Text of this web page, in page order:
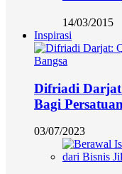
14/03/2015
Inspirasi
Difriadi
Bagi
03/07/2023